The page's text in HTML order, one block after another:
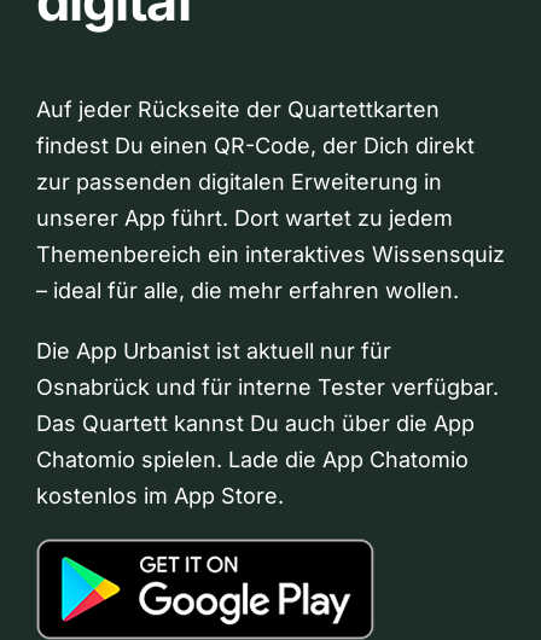
Auf jeder Rückseite der Quartettkarten
findest Du einen QR-Code, der Dich direkt
zur passenden digitalen Erweiterung in
unserer App führt. Dort wartet zu jedem
Themenbereich ein interaktives Wissensquiz
– ideal für alle, die mehr erfahren wollen.
Die App Urbanist ist aktuell nur für
Osnabrück und für interne Tester verfügbar.
Das Quartett kannst Du auch über die App
Chatomio spielen. Lade die App Chatomio
kostenlos im App Store.